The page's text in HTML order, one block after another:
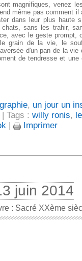
magnifiques, venez
même pas comment
dans leur plus haute
chats, sans les trahir,
avec le geste
grain de la vie, le
d'un pan de la
de tendresse et
, un jour un
| Tags : willy ronis,
Imprimer
juin 2014
: Sacré XXème